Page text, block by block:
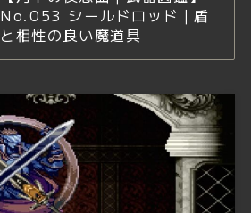
No.053 シールドロッド｜盾
と相性の良い魔道具